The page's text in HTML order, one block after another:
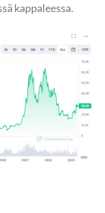
kappaleessa.